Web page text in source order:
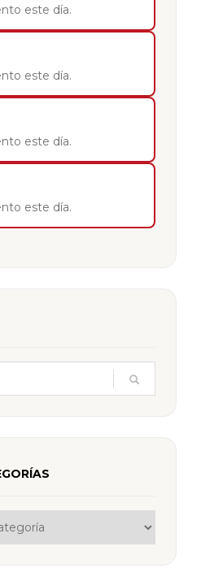
este día.
este día.
este día.
este día.